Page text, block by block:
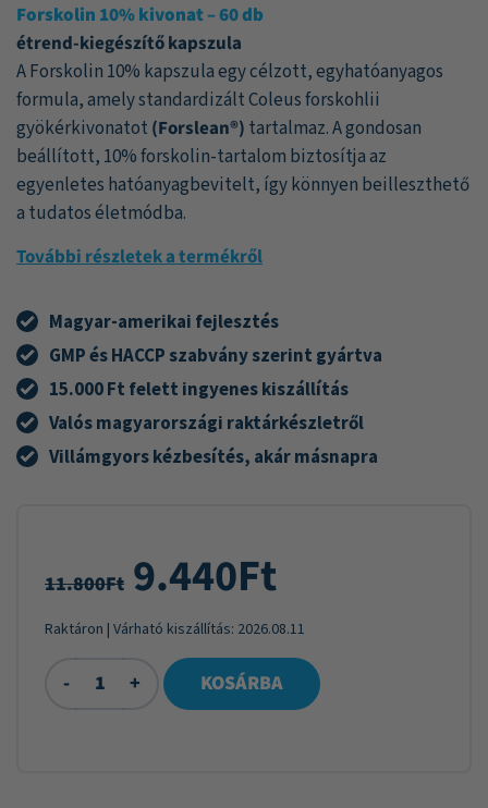
Forskolin 10% kivonat– 60 db
étrend-kiegészítő kapszula
A Forskolin 10% kapszula egy célzott, egyhatóanyagos
formula, amely standardizált Coleus forskohlii
gyökérkivonatot (Forslean®) tartalmaz. A gondosan
beállított, 10% forskolin-tartalom biztosítja az
egyenletes hatóanyagbevitelt, így könnyen beilleszthető
a tudatos életmódba.
További részletek a termékről
Magyar-amerikai fejlesztés
GMP és HACCP szabvány szerint gyártva
15.000 Ft felett ingyenes kiszállítás
Valós magyarországi raktárkészletről
Villámgyors kézbesítés, akár másnapra
11.800Ft 9.440Ft
Raktáron | Várható kiszállítás: 2026.08.11
- + KOSÁRBA